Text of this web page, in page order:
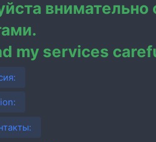
внимательно
my services